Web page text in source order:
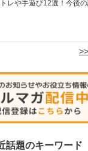
レや手遊び12選！今後
話題のキーワード